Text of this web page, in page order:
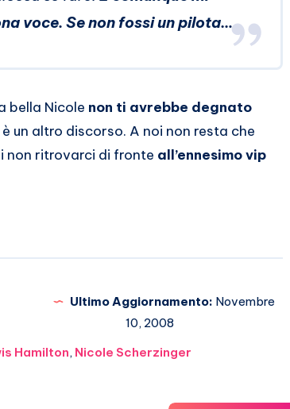
voce. Se non fossi un pilota…
bella Nicole non ti avrebbe degnato
un altro discorso. A noi non resta che
non ritrovarci di fronte all’ennesimo vip
Ultimo Aggiornamento: Novembre
10, 2008
Hamilton, Nicole Scherzinger